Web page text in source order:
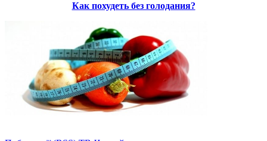
Как похудеть без голодания?